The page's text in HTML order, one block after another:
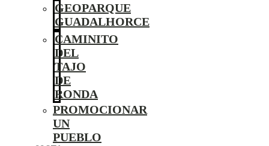
GEOPARQUE
GUADALHORCE
CAMINITO
DEL
TAJO
DE
RONDA
PROMOCIONAR
UN
PUEBLO